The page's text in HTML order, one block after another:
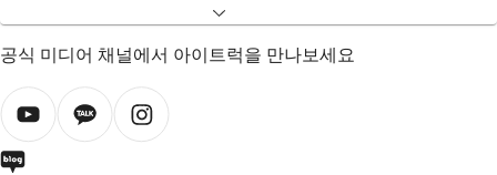
공식 미디어 채널에서 아이트럭을 만나보세요